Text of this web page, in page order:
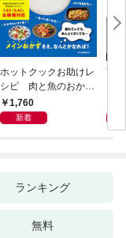
ホットクックお助けレ
シピ 肉と魚のおか
ず 少ない材料＆調味
料で、あとはスイッチ
1,760
新着
首
リ
昇
ランキング
無料